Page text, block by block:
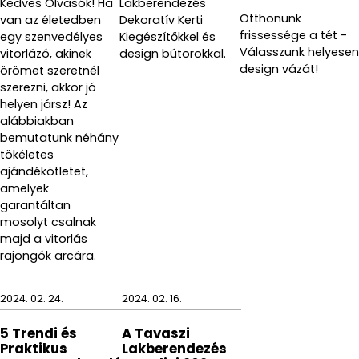
Kedves Olvasók! Ha
van az életedben
egy szenvedélyes
vitorlázó, akinek
örömet szeretnél
szerezni, akkor jó
helyen jársz! Az
alábbiakban
bemutatunk néhány
tökéletes
ajándékötletet,
amelyek
garantáltan
mosolyt csalnak
majd a vitorlás
rajongók arcára.
Lakberendezés
Dekoratív Kerti
Kiegészítőkkel és
design bútorokkal.
Otthonunk
frissessége a tét -
Válasszunk helyesen
design vázát!
2024. 02. 24.
5 Trendi és
Praktikus
2024. 02. 16.
A Tavaszi
Lakberendezés